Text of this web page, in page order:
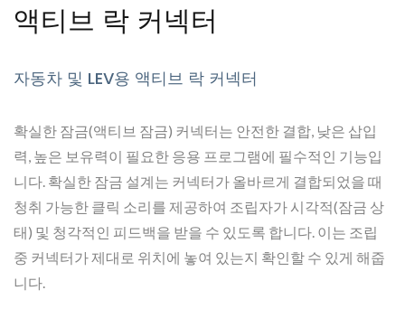
액티브 락 커넥터
자동차 및 LEV용 액티브 락 커넥터
확실한 잠금(액티브 잠금) 커넥터는 안전한 결합, 낮은 삽입
력, 높은 보유력이 필요한 응용 프로그램에 필수적인 기능입
니다. 확실한 잠금 설계는 커넥터가 올바르게 결합되었을 때
청취 가능한 클릭 소리를 제공하여 조립자가 시각적(잠금 상
태) 및 청각적인 피드백을 받을 수 있도록 합니다. 이는 조립
중 커넥터가 제대로 위치에 놓여 있는지 확인할 수 있게 해줍
니다.